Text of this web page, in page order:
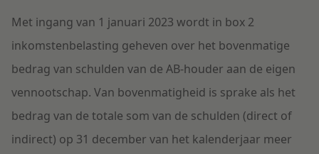
Met ingang van 1 januari 2023 wordt in box 2
inkomstenbelasting geheven over het bovenmatige
bedrag van schulden van de AB-houder aan de eigen
vennootschap. Van bovenmatigheid is sprake als het
bedrag van de totale som van de schulden (direct of
indirect) op 31 december van het kalenderjaar meer